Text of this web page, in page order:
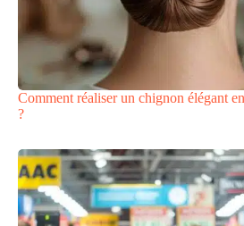
Comment réaliser un chignon élégant
?